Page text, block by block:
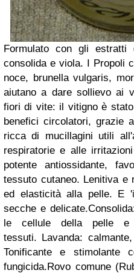
Formulato con gli estratti
consolida e viola. I Propoli
noce, brunella vulgaris,
aiutano a dare sollievo ai
fiori di vite: il vitigno è
benefici circolatori, grazie
ricca di mucillagini utili
respiratorie e alle
potente antiossidante,
tessuto cutaneo. Lenitiva e
ed elasticità alla pelle. E
secche e
le cellule della pelle e
tessuti. Lavanda:
Tonificante e stimolante
fungicida.Rovo comune